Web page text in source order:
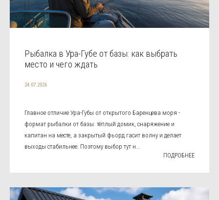
Рыбалка в Ура-Губе от базы: как выбрать
место и чего ждать
24.07.2026
Главное отличие Ура-Губы от открытого Баренцева моря -
формат рыбалки от базы: тёплый домик, снаряжение и
капитан на месте, а закрытый фьорд гасит волну и делает
выходы стабильнее. Поэтому выбор тут н...
ПОДРОБНЕЕ